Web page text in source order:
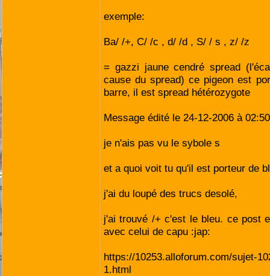
exemple:
Ba/ /+, C/ /c , d/ /d , S/ / s , z/ /z
= gazzi jaune cendré spread
cause du spread) ce pigeon est
barre, il est spread hétérozygote
Message édité le 24-12-2006 à
je n'ais pas vu le sybole s
et a quoi voit tu qu'il est porteur de
j'ai du loupé des trucs desolé,
j'ai trouvé /+ c'est le bleu. ce post
avec celui de capu :jap:
https://10253.alloforum.com/sujet-
1.html